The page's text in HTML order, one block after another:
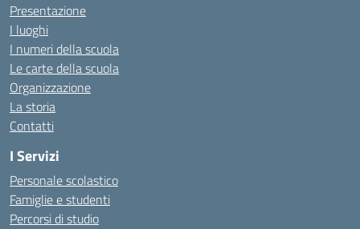
Presentazione
I luoghi
I numeri della scuola
Le carte della scuola
Organizzazione
La storia
Contatti
I Servizi
Personale scolastico
Famiglie e studenti
Percorsi di studio